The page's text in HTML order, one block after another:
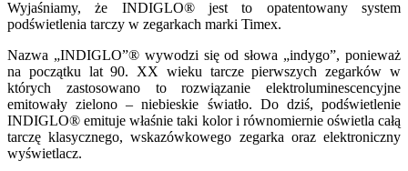
Wyjaśniamy, że INDIGLO® jest to opatentowany system
podświetlenia tarczy w zegarkach marki Timex.
Nazwa „INDIGLO”® wywodzi się od słowa „indygo”, ponieważ
na początku lat 90. XX wieku tarcze pierwszych zegarków w
których zastosowano to rozwiązanie elektroluminescencyjne
emitowały zielono – niebieskie światło. Do dziś, podświetlenie
INDIGLO® emituje właśnie taki kolor i równomiernie oświetla całą
tarczę klasycznego, wskazówkowego zegarka oraz elektroniczny
wyświetlacz.